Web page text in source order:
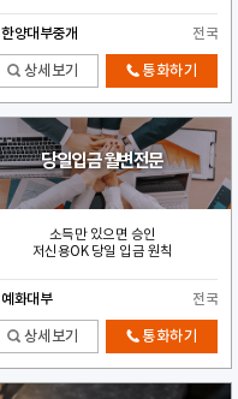
한양대부중개 전국
상세보기 통화하기
당일입금 월변전문
소득만 있으면 승인
저신용OK 당일 입금 원칙
예화대부 전국
상세보기 통화하기